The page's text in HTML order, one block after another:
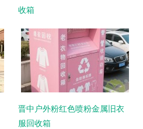
收箱
晋中户外粉红色喷粉金属旧衣
服回收箱